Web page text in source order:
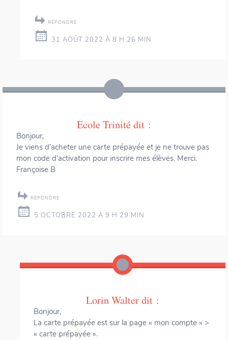
RÉPONDRE
31 AOÛT 2022 À 8 H 26 MIN
Ecole Trinitédit :
Bonjour,
Je viens d’acheter une carte prépayée et je ne trouve pas
mon code d’activation pour inscrire mes élèves. Merci.
Françoise B
RÉPONDRE
5 OCTOBRE 2022 À 9 H 29 MIN
Lorin Walterdit :
Bonjour,
La carte prépayée est sur la page « mon compte » >
« carte prépayée ».